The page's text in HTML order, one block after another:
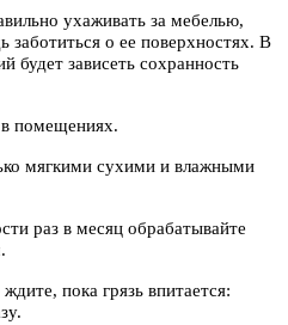
ухаживать за мебелью,
заботиться о ее поверхностях. В
будет зависеть сохранность
помещениях.
мягкими сухими и влажными
раз в месяц обрабатывайте
пока грязь впитается: